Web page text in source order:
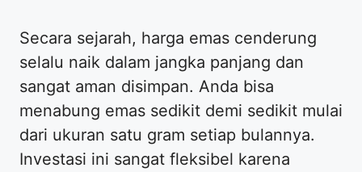
Secara sejarah, harga emas cenderung
selalu naik dalam jangka panjang dan
sangat aman disimpan. Anda bisa
menabung emas sedikit demi sedikit mulai
dari ukuran satu gram setiap bulannya.
Investasi ini sangat fleksibel karena